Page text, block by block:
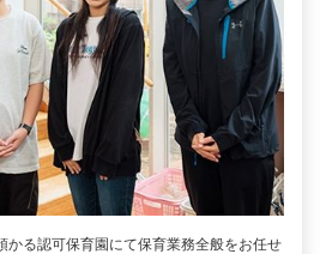
かる認可保育園にて保育業務全般をお任せ